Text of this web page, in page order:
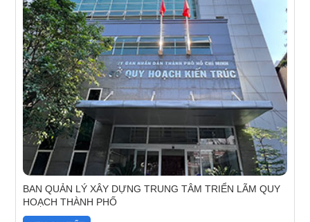
BAN QUẢN LÝ XÂY DỰNG TRUNG TÂM TRIỂN LÃM QUY
HOẠCH THÀNH PHỐ